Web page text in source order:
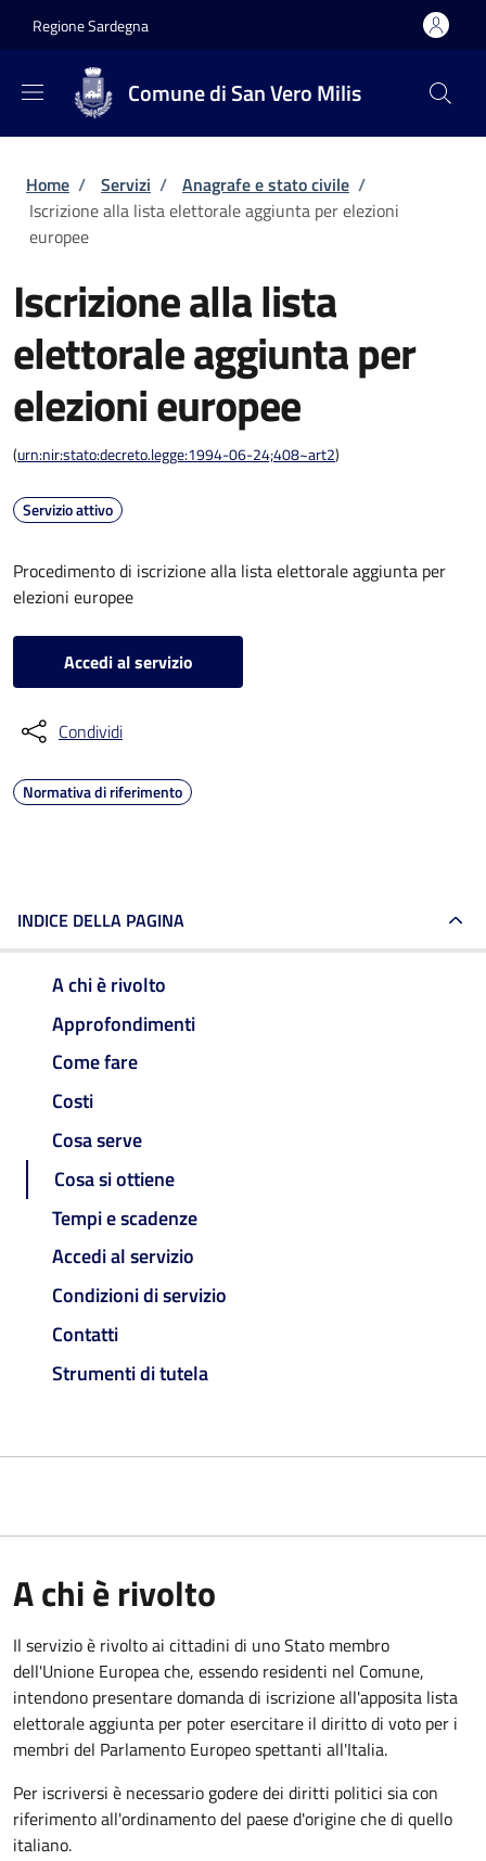
Regione Sardegna
Comune di San Vero Milis
Briciole di pane
Home / Servizi / Anagrafe e stato civile /
Iscrizione alla lista elettorale aggiunta per elezioni
europee
Iscrizione alla lista
elettorale aggiunta per
elezioni europee
(urn:nir:stato:decreto.legge:1994-06-24;408~art2)
Servizio attivo
Procedimento di iscrizione alla lista elettorale aggiunta per
elezioni europee
Accedi al servizio
Condividi
Normativa di riferimento
INDICE DELLA PAGINA
A chi è rivolto
Approfondimenti
Come fare
Costi
Cosa serve
Cosa si ottiene
Tempi e scadenze
Accedi al servizio
Condizioni di servizio
Contatti
Strumenti di tutela
A chi è rivolto
Il servizio è rivolto ai cittadini di uno Stato membro
dell'Unione Europea che, essendo residenti nel Comune,
intendono presentare domanda di iscrizione all'apposita lista
elettorale aggiunta per poter esercitare il diritto di voto per i
membri del Parlamento Europeo spettanti all'Italia.
Per iscriversi è necessario godere dei diritti politici sia con
riferimento all'ordinamento del paese d'origine che di quello
italiano.